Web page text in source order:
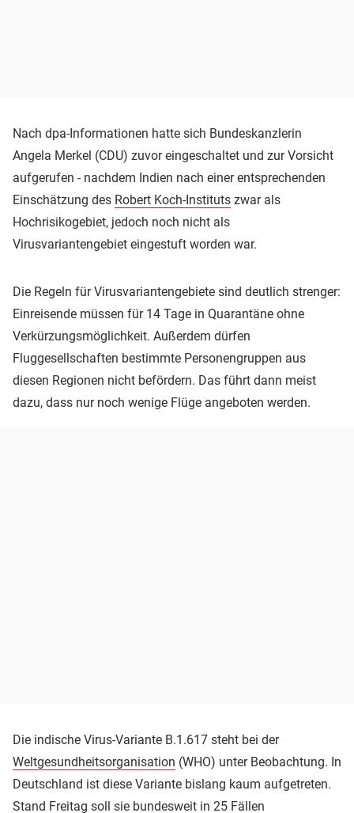
Nach dpa-Informationen hatte sich Bundeskanzlerin
Angela Merkel (CDU) zuvor eingeschaltet und zur Vorsicht
aufgerufen - nachdem Indien nach einer entsprechenden
Einschätzung des Robert Koch-Instituts zwar als
Hochrisikogebiet, jedoch noch nicht als
Virusvariantengebiet eingestuft worden war.
Die Regeln für Virusvariantengebiete sind deutlich strenger:
Einreisende müssen für 14 Tage in Quarantäne ohne
Verkürzungsmöglichkeit. Außerdem dürfen
Fluggesellschaften bestimmte Personengruppen aus
diesen Regionen nicht befördern. Das führt dann meist
dazu, dass nur noch wenige Flüge angeboten werden.
Die indische Virus-Variante B.1.617 steht bei der
Weltgesundheitsorganisation (WHO) unter Beobachtung. In
Deutschland ist diese Variante bislang kaum aufgetreten.
Stand Freitag soll sie bundesweit in 25 Fällen